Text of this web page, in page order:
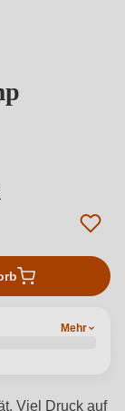
Mehr
Viel Druck auf